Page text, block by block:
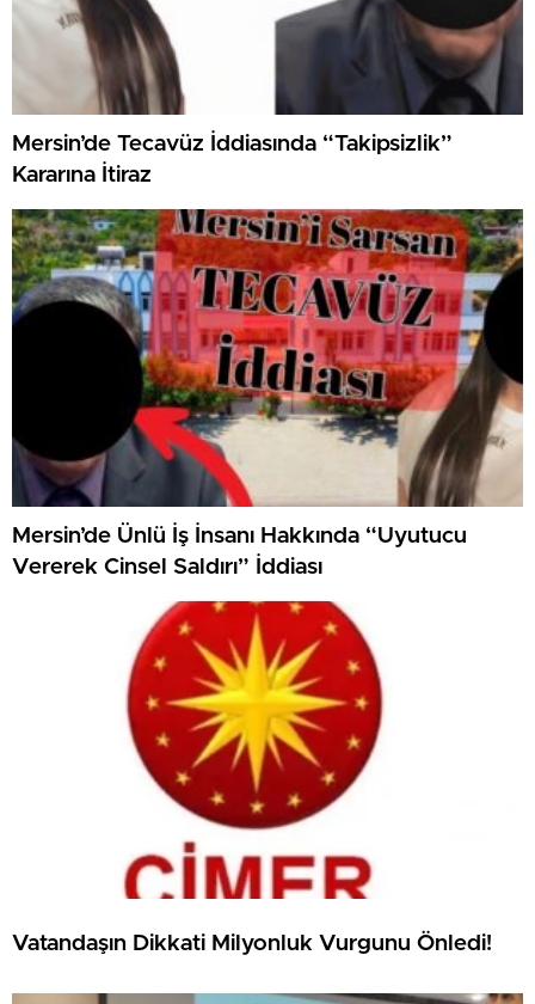
Mersin’de Tecavüz İddiasında “Takipsizlik”
Kararına İtiraz
Mersin’de Ünlü İş İnsanı Hakkında “Uyutucu
Vererek Cinsel Saldırı” İddiası
Vatandaşın Dikkati Milyonluk Vurgunu Önledi!